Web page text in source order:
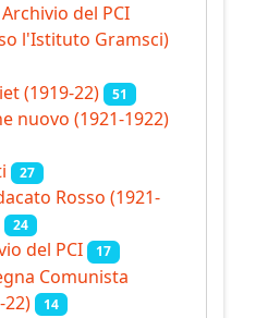
Archivio del PCI
l'Istituto Gramsci)
(1919‑22) 51
nuovo (1921-1922)
27
Rosso (1921-
24
del PCI 17
Comunista
14